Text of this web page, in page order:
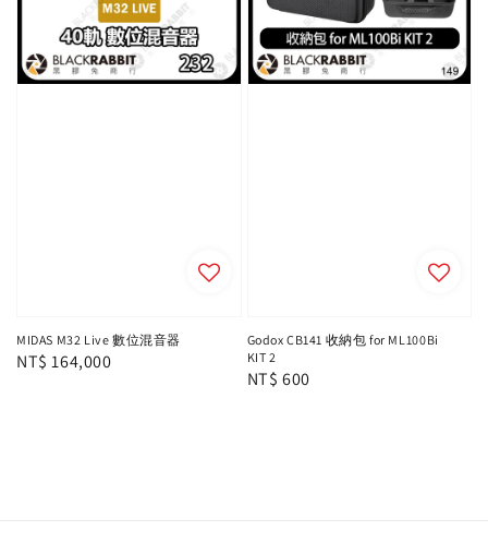
MIDAS M32 Live 數位混音器
Regular
NT$ 164,000
Godox CB141 收納包 for ML100Bi
KIT 2
Regular
NT$ 600